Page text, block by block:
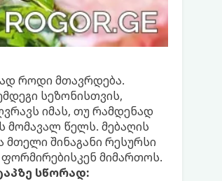
როდი მთავრდება.
სეზონისთვის,
იმას, თუ რამდენად
მომავალ წელს. მებაღის
მთელი შინაგანი რესურსი
ფორმირებისკენ მიმართოს.
სწორად: